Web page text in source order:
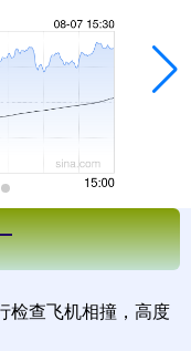
检查飞机相撞，高度